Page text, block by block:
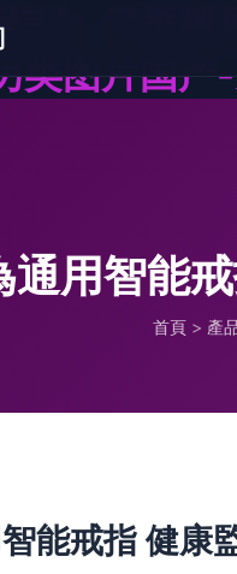
综合-另类
类图片国产
通用智能
首頁 > 產
能戒指 健康